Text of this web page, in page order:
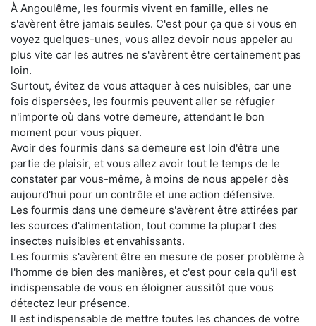
À Angoulême, les fourmis vivent en famille, elles ne
s'avèrent être jamais seules. C'est pour ça que si vous en
voyez quelques-unes, vous allez devoir nous appeler au
plus vite car les autres ne s'avèrent être certainement pas
loin.
Surtout, évitez de vous attaquer à ces nuisibles, car une
fois dispersées, les fourmis peuvent aller se réfugier
n'importe où dans votre demeure, attendant le bon
moment pour vous piquer.
Avoir des fourmis dans sa demeure est loin d'être une
partie de plaisir, et vous allez avoir tout le temps de le
constater par vous-même, à moins de nous appeler dès
aujourd'hui pour un contrôle et une action défensive.
Les fourmis dans une demeure s'avèrent être attirées par
les sources d'alimentation, tout comme la plupart des
insectes nuisibles et envahissants.
Les fourmis s'avèrent être en mesure de poser problème à
l'homme de bien des manières, et c'est pour cela qu'il est
indispensable de vous en éloigner aussitôt que vous
détectez leur présence.
Il est indispensable de mettre toutes les chances de votre